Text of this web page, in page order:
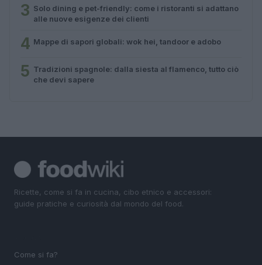
3 Solo dining e pet-friendly: come i ristoranti si adattano
alle nuove esigenze dei clienti
4 Mappe di sapori globali: wok hei, tandoor e adobo
5 Tradizioni spagnole: dalla siesta al flamenco, tutto ciò
che devi sapere
Ricette, come si fa in cucina, cibo etnico e accessori:
guide pratiche e curiosità dal mondo del food.
Come si fa?